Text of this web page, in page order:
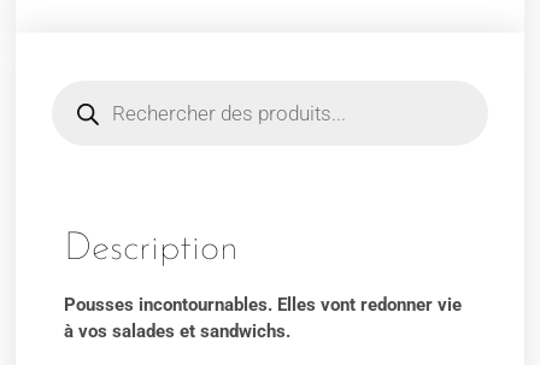
Description
Pousses incontournables. Elles vont redonner vie
à vos salades et sandwichs.